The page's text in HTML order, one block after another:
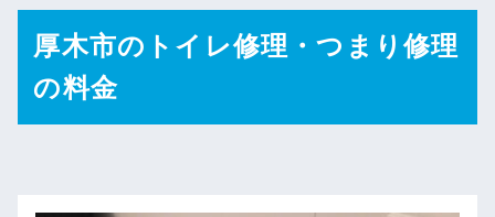
厚木市のトイレ修理・つまり修理
の料金